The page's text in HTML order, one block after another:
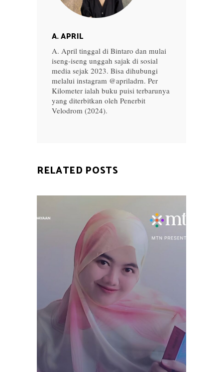
A. APRIL
A. April tinggal di Bintaro dan mulai
iseng-iseng unggah sajak di sosial
media sejak 2023. Bisa dihubungi
melalui instagram @apriladrn. Per
Kilometer ialah buku puisi terbarunya
yang diterbitkan oleh Penerbit
Velodrom (2024).
RELATED POSTS